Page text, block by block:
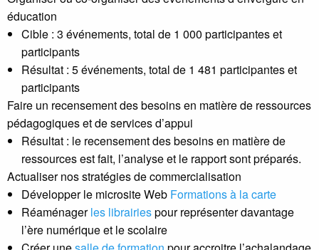
éducation
Cible : 3 événements, total de 1 000 participantes et
participants
Résultat : 5 événements, total de 1 481 participantes et
participants
Faire un recensement des besoins en matière de ressources
pédagogiques et de services d’appui
Résultat : le recensement des besoins en matière de
ressources est fait, l’analyse et le rapport sont préparés.
Actualiser nos stratégies de commercialisation
Développer le microsite Web Formations à la carte
Réaménagerles librairiespour représenter davantage
l’ère numérique et le scolaire